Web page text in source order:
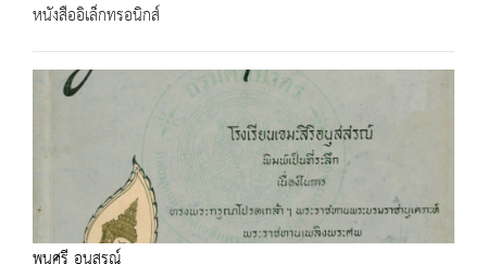
หนังสืออิเล็กทรอนิกส์